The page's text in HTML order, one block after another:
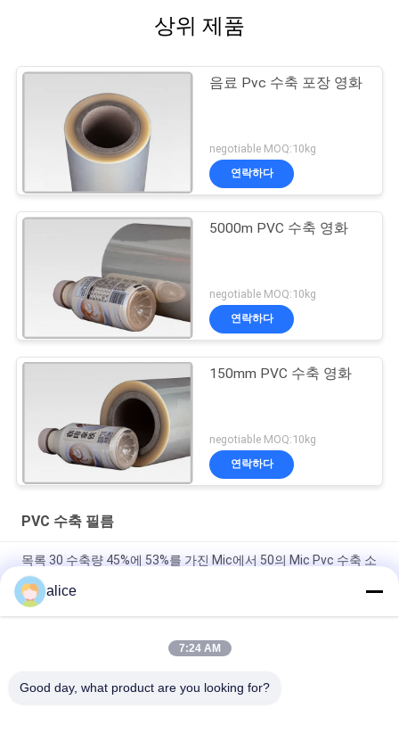
상위 제품
음료 Pvc 수축 포장 영화
negotiable MOQ:10kg
연락하다
5000m PVC 수축 영화
negotiable MOQ:10kg
연락하다
150mm PVC 수축 영화
negotiable MOQ:10kg
연락하다
PVC 수축 필름
목록 30 수축량 45%에 53%를 가진 Mic에서 50의 Mic Pvc 수축 소
매 영화
무취 인쇄 급료 PVC 수축 영화, 열 수축 포장 포장 음식
높은 수축량 비율 가득 차있는 몸 소매를 위한 인쇄할 수 있는 수축
alice
7:24 AM
Good day, what product are you looking for?